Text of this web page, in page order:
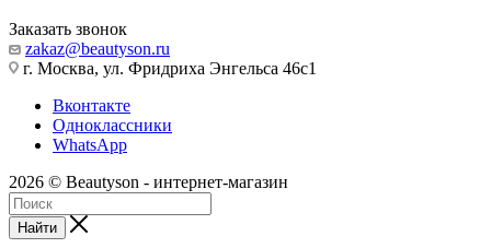
Заказать звонок
zakaz@beautyson.ru
г. Москва, ул. Фридриха Энгельса 46с1
Вконтакте
Одноклассники
WhatsApp
2026 © Beautyson - интернет-магазин
Найти